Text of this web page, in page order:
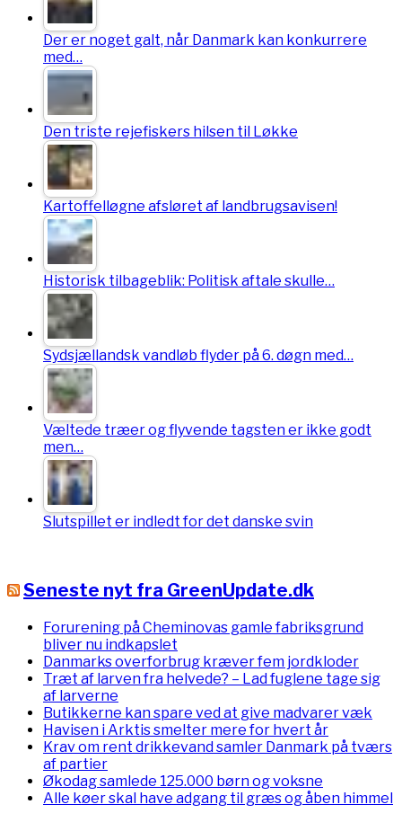
Der er noget galt, når Danmark kan konkurrere
med…
Den triste rejefiskers hilsen til Løkke
Kartoffelløgne afsløret af landbrugsavisen!
Historisk tilbageblik: Politisk aftale skulle…
Sydsjællandsk vandløb flyder på 6. døgn med…
Væltede træer og flyvende tagsten er ikke godt
men…
Slutspillet er indledt for det danske svin
Seneste nyt fra GreenUpdate.dk
Forurening på Cheminovas gamle fabriksgrund
bliver nu indkapslet
Danmarks overforbrug kræver fem jordkloder
Træt af larven fra helvede? – Lad fuglene tage sig
af larverne
Butikkerne kan spare ved at give madvarer væk
Havisen i Arktis smelter mere for hvert år
Krav om rent drikkevand samler Danmark på tværs
af partier
Økodag samlede 125.000 børn og voksne
Alle køer skal have adgang til græs og åben himmel